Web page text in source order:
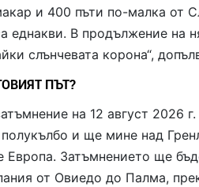
и 400 пъти по-малка от
еднакви. В продължение на
слънчевата корона“,
ПЪТ?
на 12 август 2026
и ще мине над
Европа. Затъмнението ще
от Овиедо до Палма,